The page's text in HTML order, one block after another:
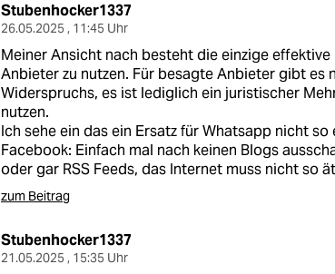
Stubenhocker1337
26.05.2025 , 11:45 Uhr
Meiner Ansicht nach besteht die einzige
Anbieter zu nutzen. Für besagte Anbieter gibt es
Widerspruchs, es ist lediglich ein juristischer
nutzen.
Ich sehe ein das ein Ersatz für Whatsapp nicht
Facebook: Einfach mal nach keinen Blogs
oder gar RSS Feeds, das Internet muss nicht so
zum Beitrag
Stubenhocker1337
21.05.2025 , 15:35 Uhr